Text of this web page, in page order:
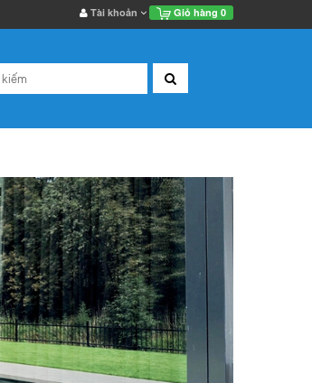
Tài khoản Giỏ hàng 0